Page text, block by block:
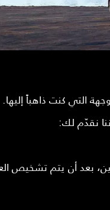
التي كنت ذاهباً إليها.
نقدّم لك:
بعد أن يتم تشخيص